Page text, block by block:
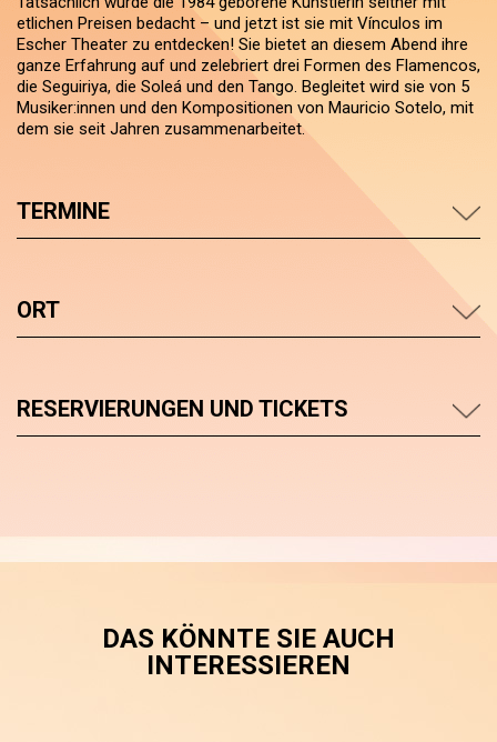
etlichen Preisen bedacht – und jetzt ist sie mit Vínculos im
Escher Theater zu entdecken! Sie bietet an diesem Abend ihre
ganze Erfahrung auf und zelebriert drei Formen des Flamencos,
die Seguiriya, die Soleá und den Tango. Begleitet wird sie von 5
Musiker:innen und den Kompositionen von Mauricio Sotelo, mit
dem sie seit Jahren zusammenarbeitet.
TERMINE
ORT
RESERVIERUNGEN UND TICKETS
DAS KÖNNTE SIE AUCH
INTERESSIEREN